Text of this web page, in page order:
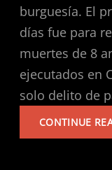
burguesía. El
días fue para
muertes de 8
ejecutados en
solo delito de
CONTINUE